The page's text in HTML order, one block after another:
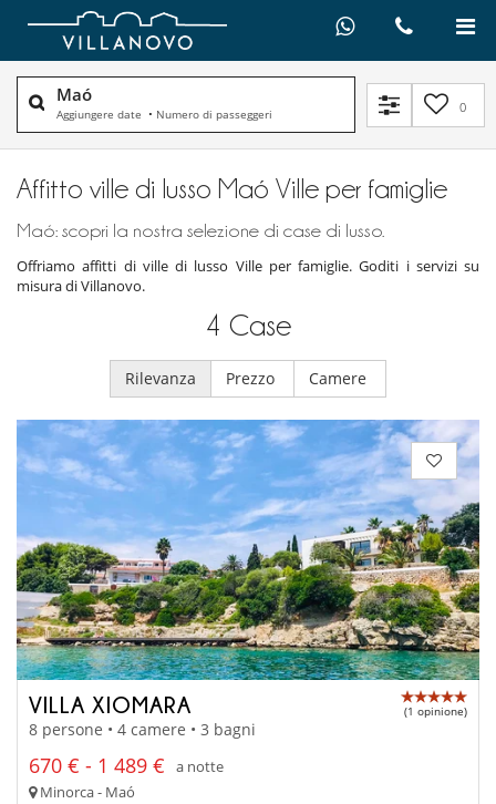
Maó
Aggiungere date • Numero di passeggeri 0
Affitto ville di lusso Maó Ville per famiglie
Maó: scopri la nostra selezione di case di lusso.
Offriamo affitti di ville di lusso Ville per famiglie. Goditi i servizi su
misura di Villanovo.
4 Case
Rilevanza Prezzo Camere
VILLA XIOMARA (1 opinione)
8 persone • 4 camere • 3 bagni
670 € - 1 489 €
a notte
Minorca - Maó